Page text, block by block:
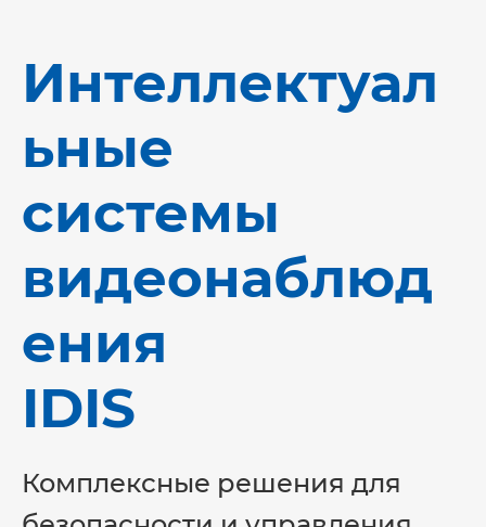
Интеллектуал
ьные
системы
видеонаблюд
ения
IDIS
Комплексные решения для